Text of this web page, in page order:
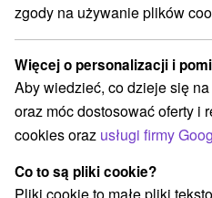
Atrakcje na
Kategorie
Wszystkie kategorie
Źródła(3) Parki miejskie i
Ośrodek narciarski (1)
Miejsca sakralne(1) Zamki
zgody na używanie plików
Więcej o personalizacji i
Aby wiedzieć, co dzieje się
oraz móc dostosować oferty i
cookies oraz usługi firmy
Co to są pliki cookie?